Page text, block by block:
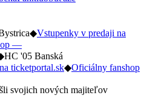
◆Vstupenky v predaji na
—
HC '05 Banská
ticketportal.sk◆Oficiálny fanshop
svojich nových majiteľov